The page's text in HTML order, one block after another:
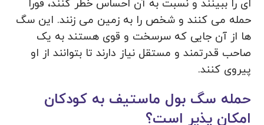
ای را ببینند و نسبت به آن احساس خطر کنند، فورا
حمله می کنند و شخص را به زمین می زنند. این سگ
ها از آن جایی که سرسخت و قوی هستند به یک
صاحب قدرتمند و مستقل نیاز دارند تا بتوانند از او
پیروی کنند.
حمله سگ بول ماستیف به کودکان
امکان پذیر است؟